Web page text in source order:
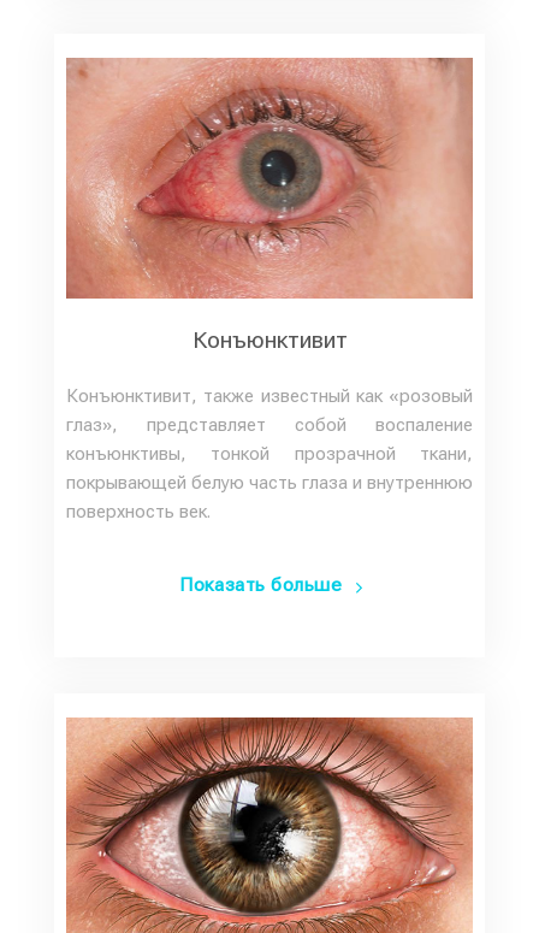
Конъюнктивит
Конъюнктивит, также известный как «розовый
глаз», представляет собой воспаление
конъюнктивы, тонкой прозрачной ткани,
покрывающей белую часть глаза и внутреннюю
поверхность век.
Показать больше